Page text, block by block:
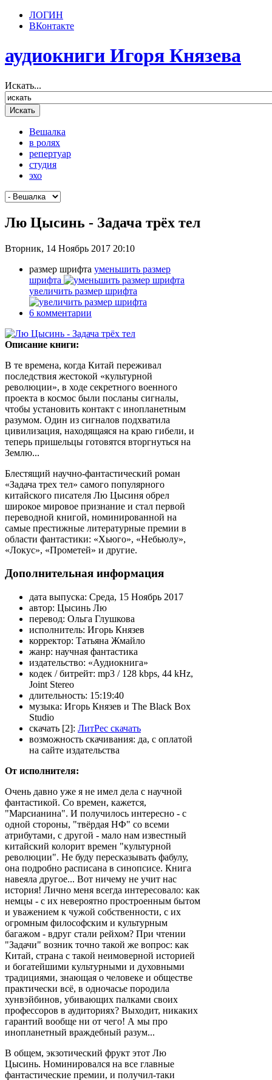
ЛОГИН
ВКонтакте
аудиокниги Игоря Князева
Искать...
Вешалка
в ролях
репертуар
студия
эхо
Лю Цысинь - Задача трёх тел
Вторник, 14 Ноябрь 2017 20:10
размер шрифта уменьшить размер
шрифта
увеличить размер шрифта
6 комментарии
Описание книги:
В те времена, когда Китай переживал
последствия жестокой «культурной
революции», в ходе секретного военного
проекта в космос были посланы сигналы,
чтобы установить контакт с инопланетным
разумом. Один из сигналов подхватила
цивилизация, находящаяся на краю гибели, и
теперь пришельцы готовятся вторгнуться на
Землю...
Блестящий научно-фантастический роман
«Задача трех тел» самого популярного
китайского писателя Лю Цысиня обрел
широкое мировое признание и стал первой
переводной книгой, номинированной на
самые престижные литературные премии в
области фантастики: «Хьюго», «Небьюлу»,
«Локус», «Прометей» и другие.
Дополнительная информация
дата выпуска: Среда, 15 Ноябрь 2017
автор: Цысинь Лю
перевод: Ольга Глушкова
исполнитель: Игорь Князев
корректор: Татьяна Жмайло
жанр: научная фантастика
издательство: «Аудиокнига»
кодек / битрейт: mp3 / 128 kbps, 44 kHz,
Joint Stereo
длительность: 15:19:40
музыка: Игорь Князев и The Black Box
Studio
скачать [2]: ЛитРес скачать
возможность скачивания: да, с оплатой
на сайте издательства
От исполнителя:
Очень давно уже я не имел дела с научной
фантастикой. Со времен, кажется,
"Марсианина". И получилось интересно - с
одной стороны, "твёрдая НФ" со всеми
атрибутами, с другой - мало нам известный
китайский колорит времен "культурной
революции". Не буду пересказывать фабулу,
она подробно расписана в синопсисе. Книга
навеяла другое... Вот ничему не учит нас
история! Лично меня всегда интересовало: как
немцы - с их невероятно простроенным бытом
и уважением к чужой собственности, с их
огромным философским и культурным
багажом - вдруг стали рейхом? При чтении
"Задачи" возник точно такой же вопрос: как
Китай, страна с такой неимоверной историей
и богатейшими культурными и духовными
традициями, знающая о человеке и обществе
практически всё, в одночасье породила
хунвэйбинов, убивающих палками своих
профессоров в аудиториях? Выходит, никаких
гарантий вообще ни от чего! А мы про
инопланетный враждебный разум...
В общем, экзотический фрукт этот Лю
Цысинь. Номинировался на все главные
фантастические премии, и получил-таки